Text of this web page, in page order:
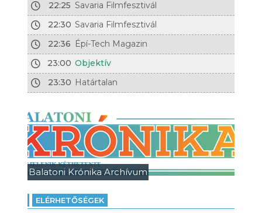
22:25 Savaria Filmfesztivál
22:30 Savaria Filmfesztivál
22:36 Épí-Tech Magazin
23:00 Objektív
23:30 Határtalan
Balatoni Krónika Archívum
ELÉRHETŐSÉGEK